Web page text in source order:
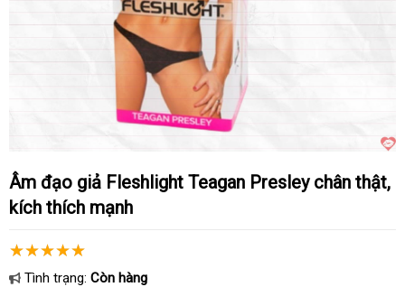
Âm đạo giả Fleshlight Teagan Presley chân thật,
kích thích mạnh
Tình trạng: Còn hàng